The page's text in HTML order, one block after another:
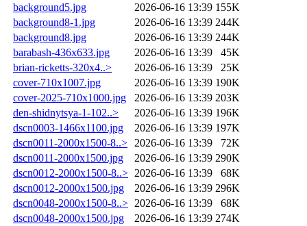
background5.jpg
2026-06-16 13:39 155K
background8-1.jpg
2026-06-16 13:39 244K
background8.jpg
2026-06-16 13:39 244K
barabash-436x633.jpg
2026-06-16 13:39
45K
brian-ricketts-320x4..>
2026-06-16 13:39
25K
cover-710x1007.jpg
2026-06-16 13:39 190K
cover-2025-710x1000.jpg
2026-06-16 13:39 203K
den-shidnytsya-1-102..>
2026-06-16 13:39 196K
dscn0003-1466x1100.jpg
2026-06-16 13:39 197K
dscn0011-2000x1500-8..>
2026-06-16 13:39
72K
dscn0011-2000x1500.jpg
2026-06-16 13:39 290K
dscn0012-2000x1500-8..> 2026-06-16 13:39
68K
dscn0012-2000x1500.jpg
2026-06-16 13:39 296K
dscn0048-2000x1500-8..> 2026-06-16 13:39
68K
dscn0048-2000x1500.jpg
2026-06-16 13:39 274K